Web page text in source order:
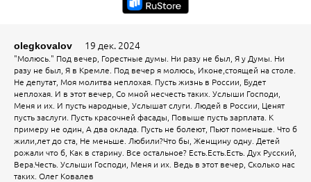
olegkovalov 19 дек. 2024
"Молюсь." Под вечер, Горестные думы. Ни разу не был, Я у Думы. Ни
разу не был, Я в Кремле. Под вечер я молюсь, Иконе,стоящей на столе.
Не депутат, Моя молитва неплохая. Пусть жизнь в России, Будет
неплохая. И в этот вечер, Со мной несчесть таких. Услыши Господи,
Меня и их. И пусть народные, Услышат слуги. Людей в России, Ценят
пусть заслуги. Пусть красочней фасады, Повыше пусть зарплата. К
примеру не один, А два оклада. Пусть не болеют, Пьют поменьше. Что б
жили,лет до ста, Не меньше. Любили?Что бы, Женщину одну. Детей
рожали что б, Как в старину. Все остальное? Есть.Есть.Есть. Дух Русский,
Вера.Честь. Услыши Господи, Меня и их. Ведь в этот вечер, Сколько нас
таких. Олег Ковалев